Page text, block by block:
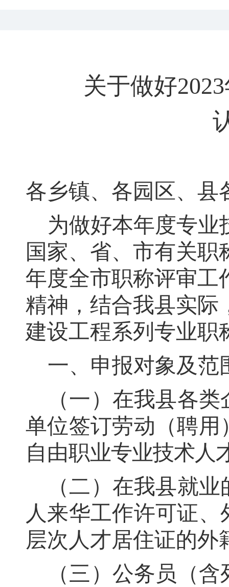
关于做好2023
各乡镇、各园区、县
为做好本年度专业
国家、省、市有关职
年度全市职称评审工
精神 ， 结合我县实际
建设工程系列专业职
一、申报对象及范
（一）在我县各
单位签订劳动（聘
自由职业专业技术人
（二）在我县就
人来华工作许可证
层次人才居住证的外
（三）公务员（